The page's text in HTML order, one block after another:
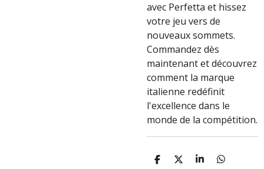
avec Perfetta et hissez
votre jeu vers de
nouveaux sommets.
Commandez dès
maintenant et découvrez
comment la marque
italienne redéfinit
l'excellence dans le
monde de la compétition.
P
P
P
P